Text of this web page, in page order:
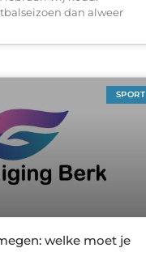
dan alweer
SPORT
welke moet je